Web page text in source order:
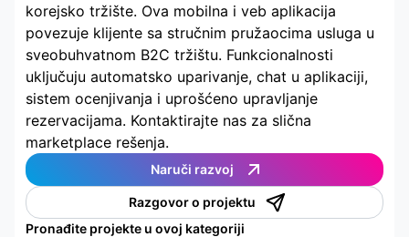
korejsko tržište. Ova mobilna i veb aplikacija
povezuje klijente sa stručnim pružaocima usluga u
sveobuhvatnom B2C tržištu. Funkcionalnosti
uključuju automatsko uparivanje, chat u aplikaciji,
sistem ocenjivanja i uprošćeno upravljanje
rezervacijama. Kontaktirajte nas za slična
marketplace rešenja.
Naruči razvoj
Razgovor o projektu
Pronađite projekte u ovoj kategoriji